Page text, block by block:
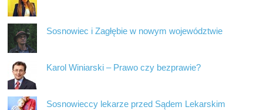
Sosnowiec i Zagłębie w nowym województwie
Karol Winiarski – Prawo czy bezprawie?
Sosnowieccy lekarze przed Sądem Lekarskim